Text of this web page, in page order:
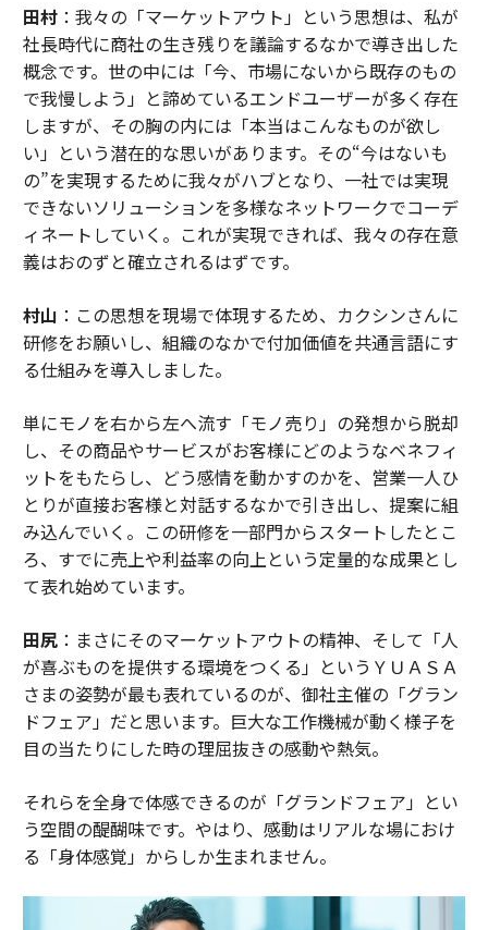
田村：我々の「マーケットアウト」という思想は、私が
社長時代に商社の生き残りを議論するなかで導き出した
概念です。世の中には「今、市場にないから既存のもの
で我慢しよう」と諦めているエンドユーザーが多く存在
しますが、その胸の内には「本当はこんなものが欲し
い」という潜在的な思いがあります。その“今はないも
の”を実現するために我々がハブとなり、一社では実現
できないソリューションを多様なネットワークでコーデ
ィネートしていく。これが実現できれば、我々の存在意
義はおのずと確立されるはずです。
村山 ：この思想を現場で体現するため、カクシンさんに
研修をお願いし、組織のなかで付加価値を共通言語にす
る仕組みを導入しました。
単にモノを右から左へ流す「モノ売り」の発想から脱却
し、その商品やサービスがお客様にどのようなベネフィ
ットをもたらし、どう感情を動かすのかを、営業一人ひ
とりが直接お客様と対話するなかで引き出し、提案に組
み込んでいく。この研修を一部門からスタートしたとこ
ろ、すでに売上や利益率の向上という定量的な成果とし
て表れ始めています。
田尻：まさにそのマーケットアウトの精神、そして「人
が喜ぶものを提供する環境をつくる」というＹＵＡＳＡ
さまの姿勢が最も表れているのが、御社主催の「グラン
ドフェア」だと思います。巨大な工作機械が動く様子を
目の当たりにした時の理屈抜きの感動や熱気。
それらを全身で体感できるのが「グランドフェア」とい
う空間の醍醐味です。やはり、感動はリアルな場におけ
る「身体感覚」からしか生まれません。